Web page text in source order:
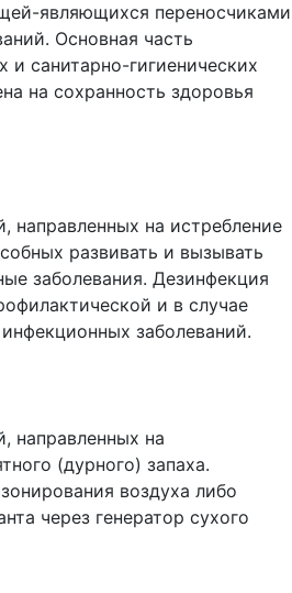
являющихся переносчиками
Основная часть
и санитарно-гигиенических
на сохранность здоровья
направленных на истребление
развивать и вызывать
заболевания. Дезинфекция
и в случае
заболеваний.
направленных на
(дурного) запаха.
воздуха либо
через генератор сухого